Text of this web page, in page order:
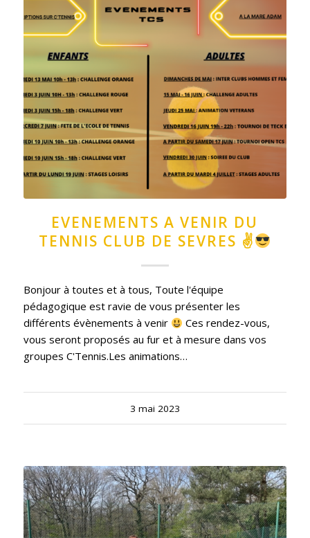
EVENEMENTS A VENIR DU
TENNIS CLUB DE SEVRES ✌
Bonjour à toutes et à tous, Toute l'équipe
pédagogique est ravie de vous présenter les
différents évènements à venir
Ces rendez-vous,
vous seront proposés au fur et à mesure dans vos
groupes C'Tennis.Les animations…
3 mai 2023